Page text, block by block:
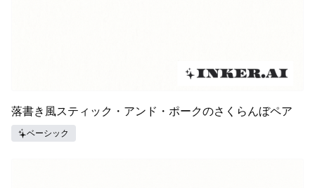
落書き風スティック・アンド・ポークのさくらんぼペア
ベーシック